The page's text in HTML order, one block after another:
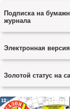
Подписка на
журнала
Электронная
Золотой статус на